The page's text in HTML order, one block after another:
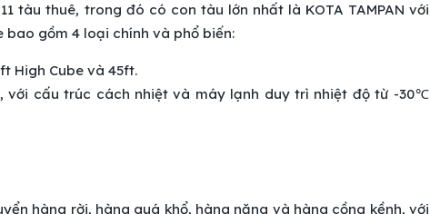
tàu thuê, trong đó có con tàu lớn nhất là KOTA TAMPAN với
bao gồm 4 loại chính và phổ biến:
High Cube và 45ft.
với cấu trúc cách nhiệt và máy lạnh duy trì nhiệt độ từ -30℃
hàng rời, hàng quá khổ, hàng nặng và hàng cồng kềnh, với